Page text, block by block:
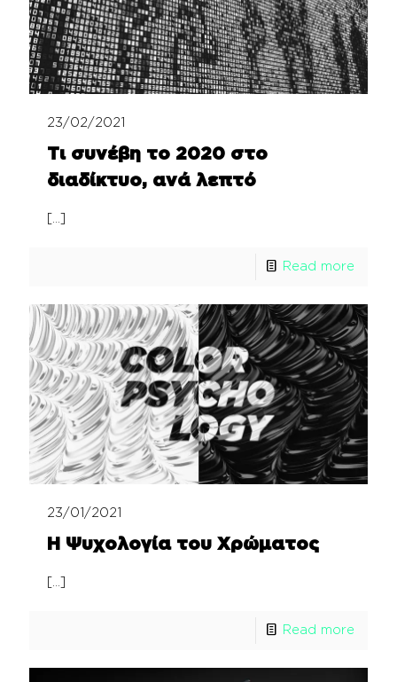
23/02/2021
Τι συνέβη το 2020 στο
διαδίκτυο, ανά λεπτό
[…]
Read more
23/01/2021
Η Ψυχολογία του Χρώματος
[…]
Read more